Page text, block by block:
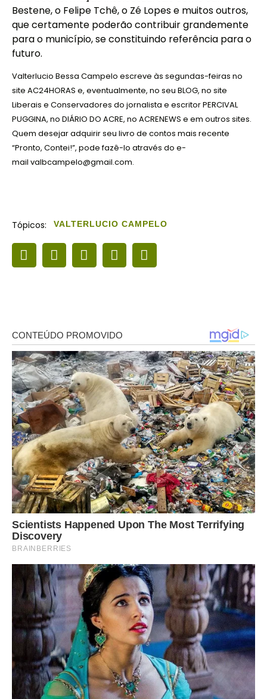
Bestene, o Felipe Tchê, o Zé Lopes e muitos outros,
que certamente poderão contribuir grandemente
para o município, se constituindo referência para o
futuro.
Valterlucio Bessa Campelo escreve às segundas-feiras no
site AC24HORAS e, eventualmente, no seu BLOG, no site
Liberais e Conservadores do jornalista e escritorPERCIVAL
PUGGINA, no DIÁRIO DO ACRE, no ACRENEWS e em outros sites.
Quem desejar adquirir seu livro de contos mais recente
“Pronto, Contei!”, pode fazê-lo através do e-
mail valbcampelo@gmail.com.
Tópicos: VALTERLUCIO CAMPELO